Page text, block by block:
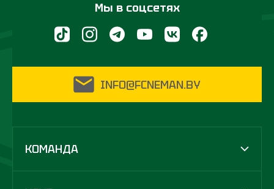
Мы в соцсетях
INFO@FCNEMAN.BY
КОМАНДА